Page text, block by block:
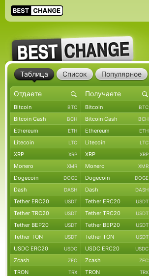
Таблица Список Популярное
Bitcoin BTC Bitcoin BTC
Bitcoin Cash BCH Bitcoin Cash BCH
Ethereum ETH Ethereum ETH
Litecoin LTC Litecoin LTC
XRP XRP XRP XRP
Monero XMR Monero XMR
Dogecoin DOGE Dogecoin DOGE
Dash DASH Dash DASH
Tether ERC20 USDT Tether ERC20 USDT
Tether TRC20 USDT Tether TRC20 USDT
Tether BEP20 USDT Tether BEP20 USDT
Tether TON USDT Tether TON USDT
USDC ERC20 USDC USDC ERC20 USDC
Zcash ZEC Zcash ZEC
TRON TRX TRON TRX